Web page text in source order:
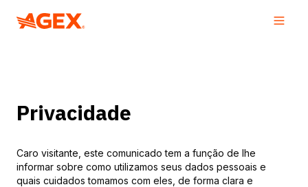
Privacidade
Caro visitante, este comunicado tem a função de lhe
informar sobre como utilizamos seus dados pessoais e
quais cuidados tomamos com eles, de forma clara e